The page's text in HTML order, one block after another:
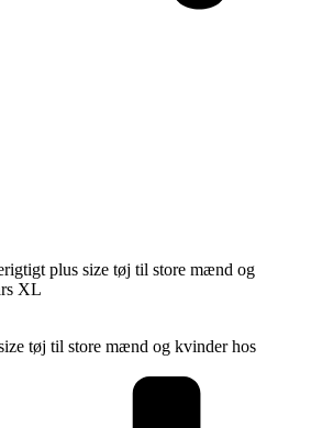
plus size tøj til store mænd og
XL